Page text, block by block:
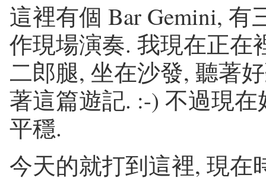
這裡有個 Bar Gemini,
作現場演奏. 我現在正在
二郎腿, 坐在沙發, 聽著
著這篇遊記. :-) 不過現
平穩.
今天的就打到這裡, 現在